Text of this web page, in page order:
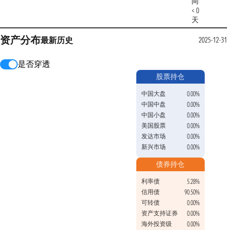
< 0
天
资产分布最新历史 2025-12-31
是否穿透
股票持仓
中国大盘
0.00%
中国中盘
0.00%
中国小盘
0.00%
美国股票
0.00%
发达市场
0.00%
新兴市场
0.00%
债券持仓
利率债
5.28%
信用债
90.50%
可转债
0.00%
资产支持证券
0.00%
海外投资级
0.00%